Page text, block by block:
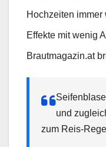
Hochzeiten
Effekte mit wenig
Brautmagazin.at
und
zum Reis-